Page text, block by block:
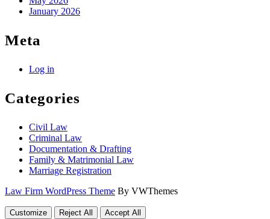
January 2026
Meta
Log in
Categories
Civil Law
Criminal Law
Documentation & Drafting
Family & Matrimonial Law
Marriage Registration
Law Firm WordPress Theme By VWThemes
Scroll
Customize Reject All Accept All